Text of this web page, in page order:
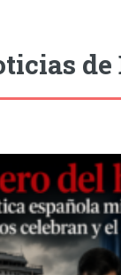
de